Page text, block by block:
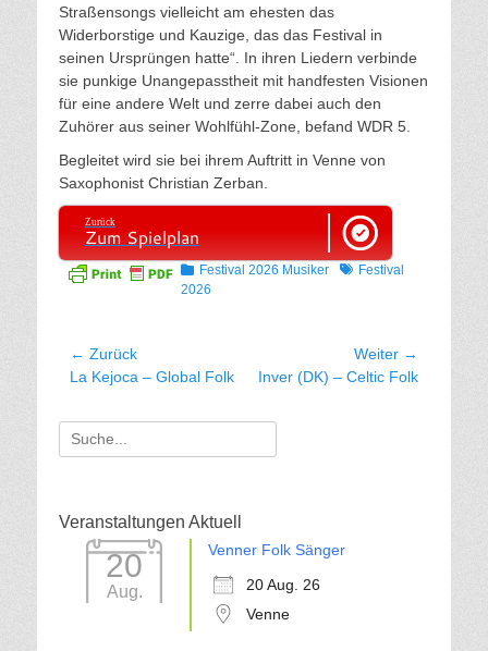
Straßensongs vielleicht am ehesten das
Widerborstige und Kauzige, das das Festival in
seinen Ursprüngen hatte“. In ihren Liedern verbinde
sie punkige Unangepasstheit mit handfesten Visionen
für eine andere Welt und zerre dabei auch den
Zuhörer aus seiner Wohlfühl-Zone, befand WDR 5.
Begleitet wird sie bei ihrem Auftritt in Venne von
Saxophonist Christian Zerban.
Zurück
Zum Spielplan
Kategorien
Festival 2026 Musiker TagsFestival
2026
Beitragsnavigation
← Zurück
Vorhergehender
La Kejoca – Global Folk
Weiter →
Nächster
Inver (DK) – Celtic Folk
Suche
für:
Veranstaltungen Aktuell
20
Aug.
Venner Folk Sänger
20 Aug. 26
Venne